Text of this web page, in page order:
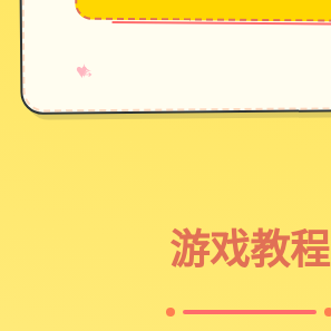
♥
✧
→
游戏教程